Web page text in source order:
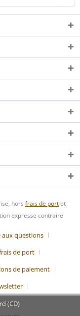
hors frais de portet
expresse contraire
aux questions
de port
de paiement
(CD)